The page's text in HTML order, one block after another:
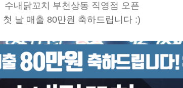
수내닭꼬치 부천상동 직영점 오픈
첫 날 매출80만원 축하드립니다 :)